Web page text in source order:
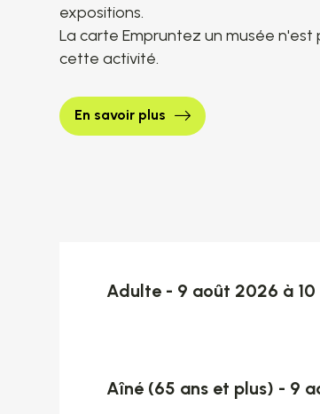
expositions.
La carte Empruntez un musée
cette activité.
En savoir plus
Adulte - 9 août 2026 à 10
Aîné (65 ans et plus) - 9